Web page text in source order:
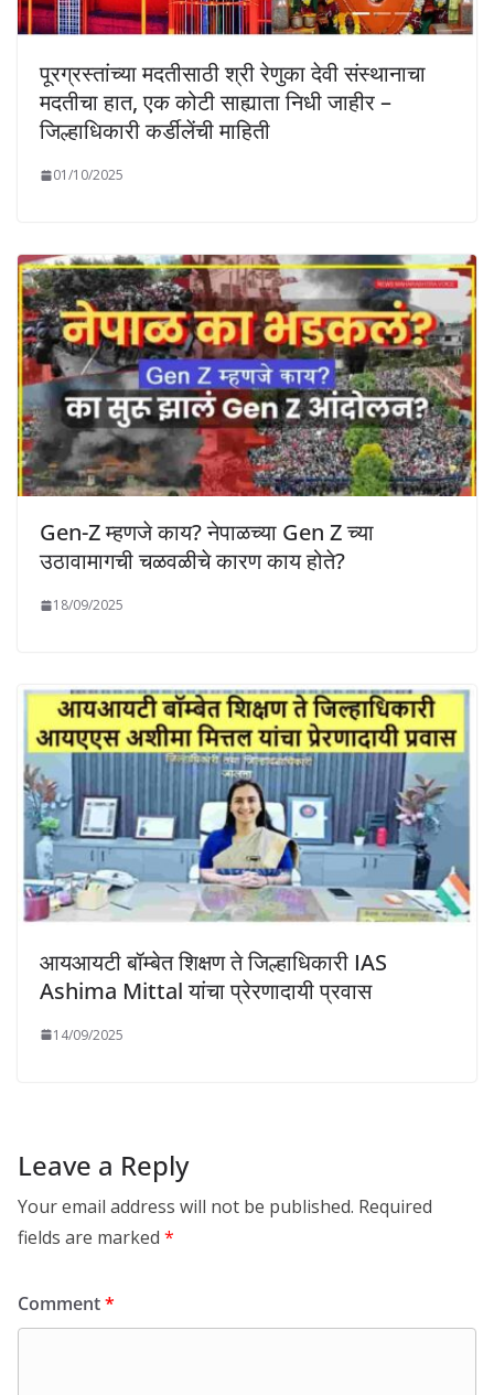
पूरग्रस्तांच्या मदतीसाठी श्री रेणुका देवी संस्थानाचा
मदतीचा हात, एक कोटी साह्याता निधी जाहीर –
जिल्हाधिकारी कर्डीलेंची माहिती
01/10/2025
Gen-Z म्हणजे काय? नेपाळच्या Gen Z च्या
उठावामागची चळवळीचे कारण काय होते?
18/09/2025
आयआयटी बॉम्बेत शिक्षण ते जिल्हाधिकारी IAS
Ashima Mittal यांचा प्रेरणादायी प्रवास
14/09/2025
Leave a Reply
Your email address will not be published. Required
fields are marked *
Comment*